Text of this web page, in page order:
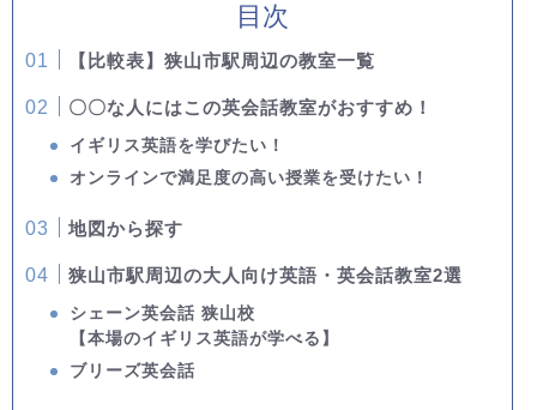
目次
【比較表】狭山市駅周辺の教室一覧
〇〇な人にはこの英会話教室がおすすめ！
イギリス英語を学びたい！
オンラインで満足度の高い授業を受けたい！
地図から探す
狭山市駅周辺の大人向け英語・英会話教室2選
シェーン英会話 狭山校
【本場のイギリス英語が学べる】
ブリーズ英会話